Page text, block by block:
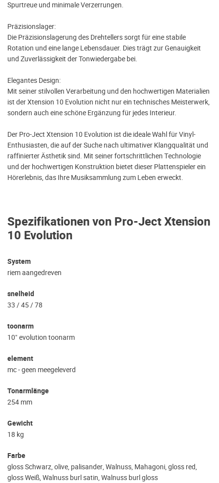
Spezifikationen von Pro-Ject Xtension
10 Evolution
System
riem aangedreven
snelheid
33 / 45 / 78
toonarm
10" evolution toonarm
element
mc - geen meegeleverd
Tonarmlänge
254 mm
Gewicht
18 kg
Farbe
gloss Schwarz, olive, palisander, Walnuss, Mahagoni, gloss red,
gloss Weiß, Walnuss burl satin, Walnuss burl gloss
Spurtreue und minimale Verzerrungen.
Präzisionslager:
Die Präzisionslagerung des Drehtellers sorgt für eine stabile
Rotation und eine lange Lebensdauer. Dies trägt zur Genauigkeit
und Zuverlässigkeit der Tonwiedergabe bei.
Elegantes Design:
Mit seiner stilvollen Verarbeitung und den hochwertigen Materialien
ist der Xtension 10 Evolution nicht nur ein technisches Meisterwerk,
sondern auch eine schöne Ergänzung für jedes Interieur.
Der Pro-Ject Xtension 10 Evolution ist die ideale Wahl für Vinyl-
Enthusiasten, die auf der Suche nach ultimativer Klangqualität und
raffinierter Ästhetik sind. Mit seiner fortschrittlichen Technologie
und der hochwertigen Konstruktion bietet dieser Plattenspieler ein
Hörerlebnis, das Ihre Musiksammlung zum Leben erweckt.